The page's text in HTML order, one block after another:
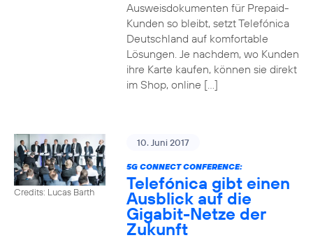
Ausweisdokumenten für Prepaid-
Kunden so bleibt, setzt Telefónica
Deutschland auf komfortable
Lösungen. Je nachdem, wo Kunden
ihre Karte kaufen, können sie direkt
im Shop, online […]
Credits: Lucas Barth
10. Juni 2017
5G CONNECT CONFERENCE:
Telefónica gibt einen
Ausblick auf die
Gigabit-Netze der
Zukunft